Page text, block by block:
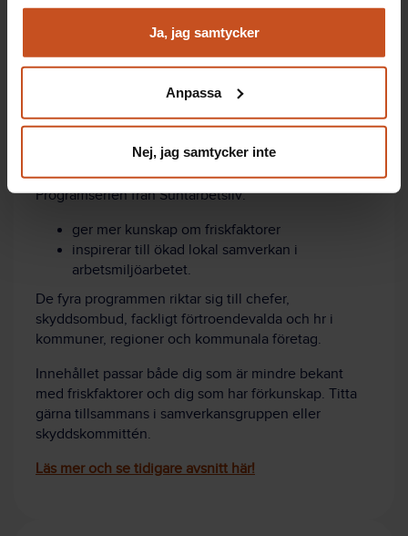
Analysera trafik för att kunna visa riktad information
Du kan när som helst återta ditt godkännande genom att
integritet@suntarbetsliv.se.
Ja, jag samtycker
Anpassa
Nej, jag samtycker inte
Se hela Studio Friskfaktor!
Lär mer om friskfaktorer och ett främjande arbetssätt!
Kolla in alla avsnitt av Studio Friskfaktor!
Programserien från Suntarbetsliv:
ger mer kunskap om friskfaktorer
inspirerar till ökad lokal samverkan i
arbetsmiljöarbetet.
De fyra programmen riktar sig till chefer,
skyddsombud, fackligt förtroendevalda och hr i
kommuner, regioner och kommunala företag.
Innehållet passar både dig som är mindre bekant
med friskfaktorer och dig som har förkunskap. Titta
gärna tillsammans i samverkansgruppen eller
skyddskommittén.
Läs mer och se tidigare avsnitt här!